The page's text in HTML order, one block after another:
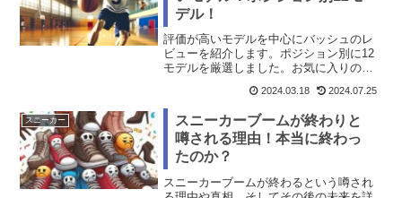
デル！
評価が高いモデルを中心にバッシュのレ
ビューを紹介します。ポジション別に12
モデルを厳選しました。お気に入りのバ
2024.03.18 2024.07.25
スニーカー
スニーカーブームが終わりと
噂される理由！本当に終わっ
たのか？
スニーカーブームが終わるという噂され